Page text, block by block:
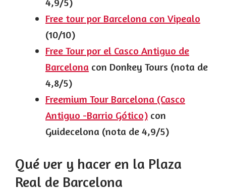
Free tour por Barcelona con Vipealo
(10/10)
Free Tour por el Casco Antiguo de
Barcelona con Donkey Tours (nota de
4,8/5)
Freemium Tour Barcelona (Casco
Antiguo -Barrio Gótico) con
Guidecelona (nota de 4,9/5)
Qué ver y hacer en la Plaza
Real de Barcelona